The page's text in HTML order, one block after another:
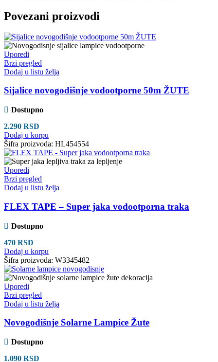
Povezani proizvodi
Uporedi
Brzi pregled
Dodaj u listu želja
Sijalice novogodišnje vodootporne 50m ŽUTE
Dostupno
2.290 RSD
Dodaj u korpu
Šifra proizvoda: HL454554
Uporedi
Brzi pregled
Dodaj u listu želja
FLEX TAPE – Super jaka vodootporna traka
Dostupno
470 RSD
Dodaj u korpu
Šifra proizvoda: W3345482
Uporedi
Brzi pregled
Dodaj u listu želja
Novogodišnje Solarne Lampice Žute
Dostupno
1.090 RSD